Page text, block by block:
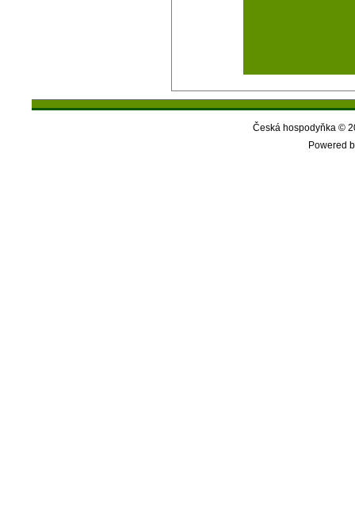
Česká hospodyňka ©
Powered